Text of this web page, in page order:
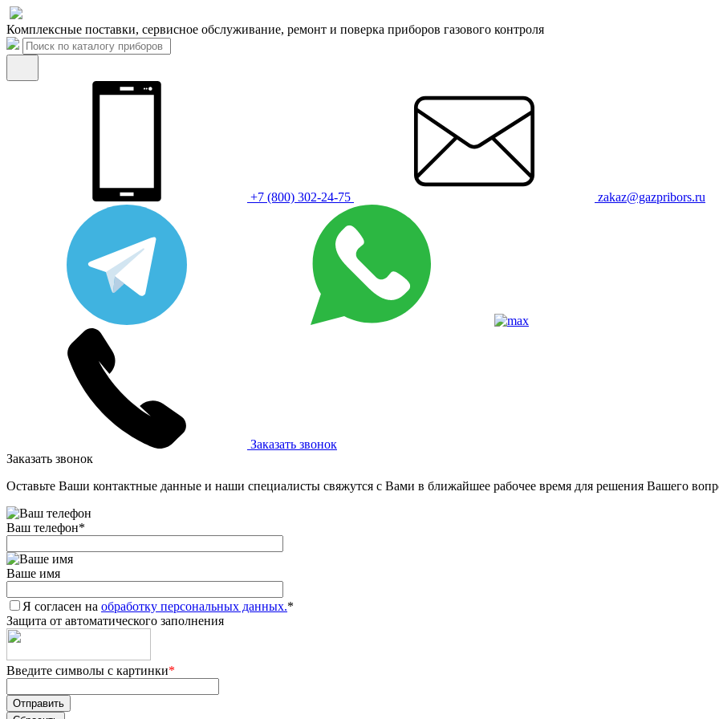
Комплексные поставки, сервисное обслуживание, ремонт и поверка приборов газового контроля
+7 (800) 302-24-75 zakaz@gazpribors.ru
Заказать звонок
Заказать звонок
Оставьте Ваши контактные данные и наши специалисты свяжутся с Вами в ближайшее рабочее время для решения Вашего
Ваш телефон*
Ваше имя
Я согласен на обработку персональных данных.*
Защита от автоматического заполнения
Введите символы с картинки*